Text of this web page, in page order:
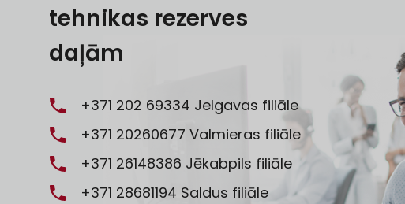
tehnikas rezerves
daļām
+371 202 69334 Jelgavas filiāle
+371 20260677 Valmieras filiāle
+371 26148386 Jēkabpils filiāle
+371 28681194 Saldus filiāle